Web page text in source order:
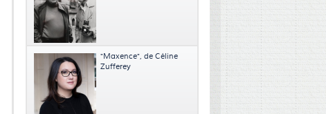
"Maxence", de Céline
Zufferey